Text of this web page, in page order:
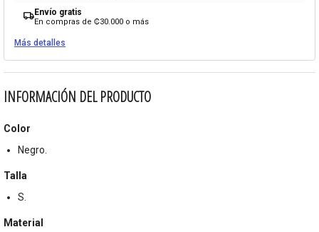
local_shippingEnvío gratis
En compras de ₡30.000 o más
Más detalles
INFORMACIÓN DEL PRODUCTO
Color
Negro.
Talla
S.
Material